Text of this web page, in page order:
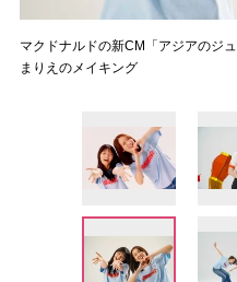
マクドナルドの新CM「アジアのジ
まりえのメイキング